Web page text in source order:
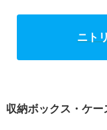
ニト
収納ボックス・ケー